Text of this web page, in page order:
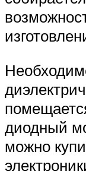
диодный
можно